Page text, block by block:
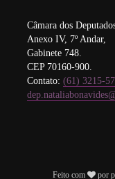
Câmara dos
Anexo IV, 7º Andar,
Gabinete 748.
CEP 70160-900.
Contato: (61) 3215-
Feito com por